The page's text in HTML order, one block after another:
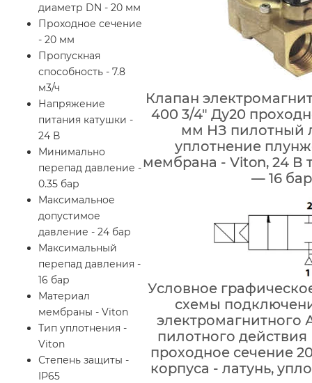
диаметр DN - 20 мм
Проходное сечение
- 20 мм
Пропускная
способность - 7.8
м3/ч
Напряжение
питания катушки -
24 В
Минимально
перепад давление -
0.35 бар
Максимальное
допустимое
давление - 24 бар
Максимальный
перепад давления -
16 бар
Материал
мембраны - Viton
Тип уплотнения -
Viton
Степень защиты -
IP65
Клапан
400 3/4″ Ду20
мм НЗ пилотный
уплотнение
мембрана - Viton, 24 В
— 16 бар
Условное
схемы
электромагнитного
пилотного
проходное сечение
корпуса - латунь,